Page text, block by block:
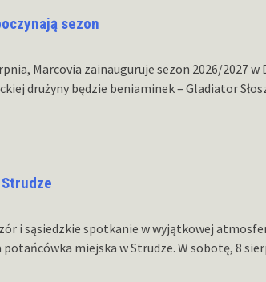
sezon
Marcovia zainauguruje sezon 2026/2027 w
drużyny będzie beniaminek – Gladiator
i sąsiedzkie spotkanie w wyjątkowej
miejska w Strudze. W sobotę, 8